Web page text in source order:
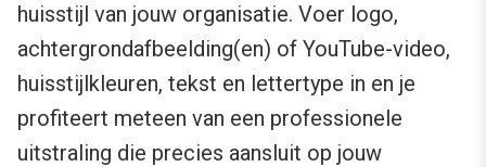
huisstijl van jouw organisatie. Voer logo,
achtergrondafbeelding(en) of YouTube-video,
huisstijlkleuren, tekst en lettertype in en je
profiteert meteen van een professionele
uitstraling die precies aansluit op jouw